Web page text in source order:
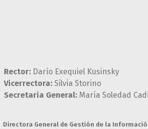
Rector: Darío Exequiel Kusinsky
Vicerrectora: Silvia Storino
Secretaria General: María Soledad
Directora General de Gestión de la